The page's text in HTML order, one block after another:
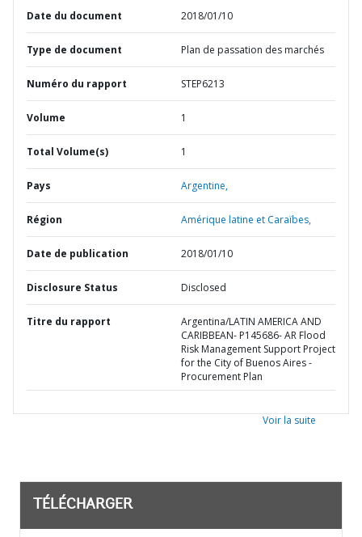
Date du document 2018/01/10
Type de document Plan de passation des marchés
Numéro du rapport STEP6213
Volume 1
Total Volume(s) 1
Pays Argentine,
Région Amérique latine et Caraïbes,
Date de publication 2018/01/10
Disclosure Status Disclosed
Titre du rapport
Argentina/LATIN AMERICA AND
CARIBBEAN- P145686- AR Flood
Risk Management Support Project
for the City of Buenos Aires -
Procurement Plan
Voir la suite
TÉLÉCHARGER